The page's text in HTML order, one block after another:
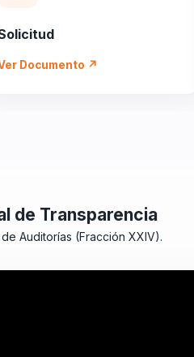
Documento ↗
de Transparencia
Auditorías (Fracción XXIV).